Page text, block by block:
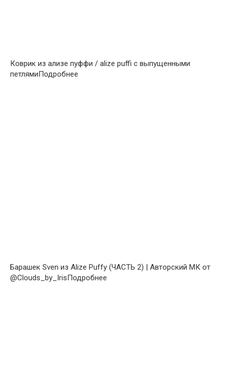
Коврик из ализе пуффи / alize puffi с выпущенными
петлямиПодробнее
Барашек Sven из Alize Puffy (ЧАСТЬ 2) | Авторский МК от
@Clouds_by_IrisПодробнее